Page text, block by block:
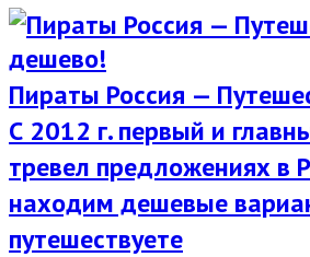
Пираты Россия —
С 2012 г. первый и
тревел предложениях в
находим дешевые
путешествуете